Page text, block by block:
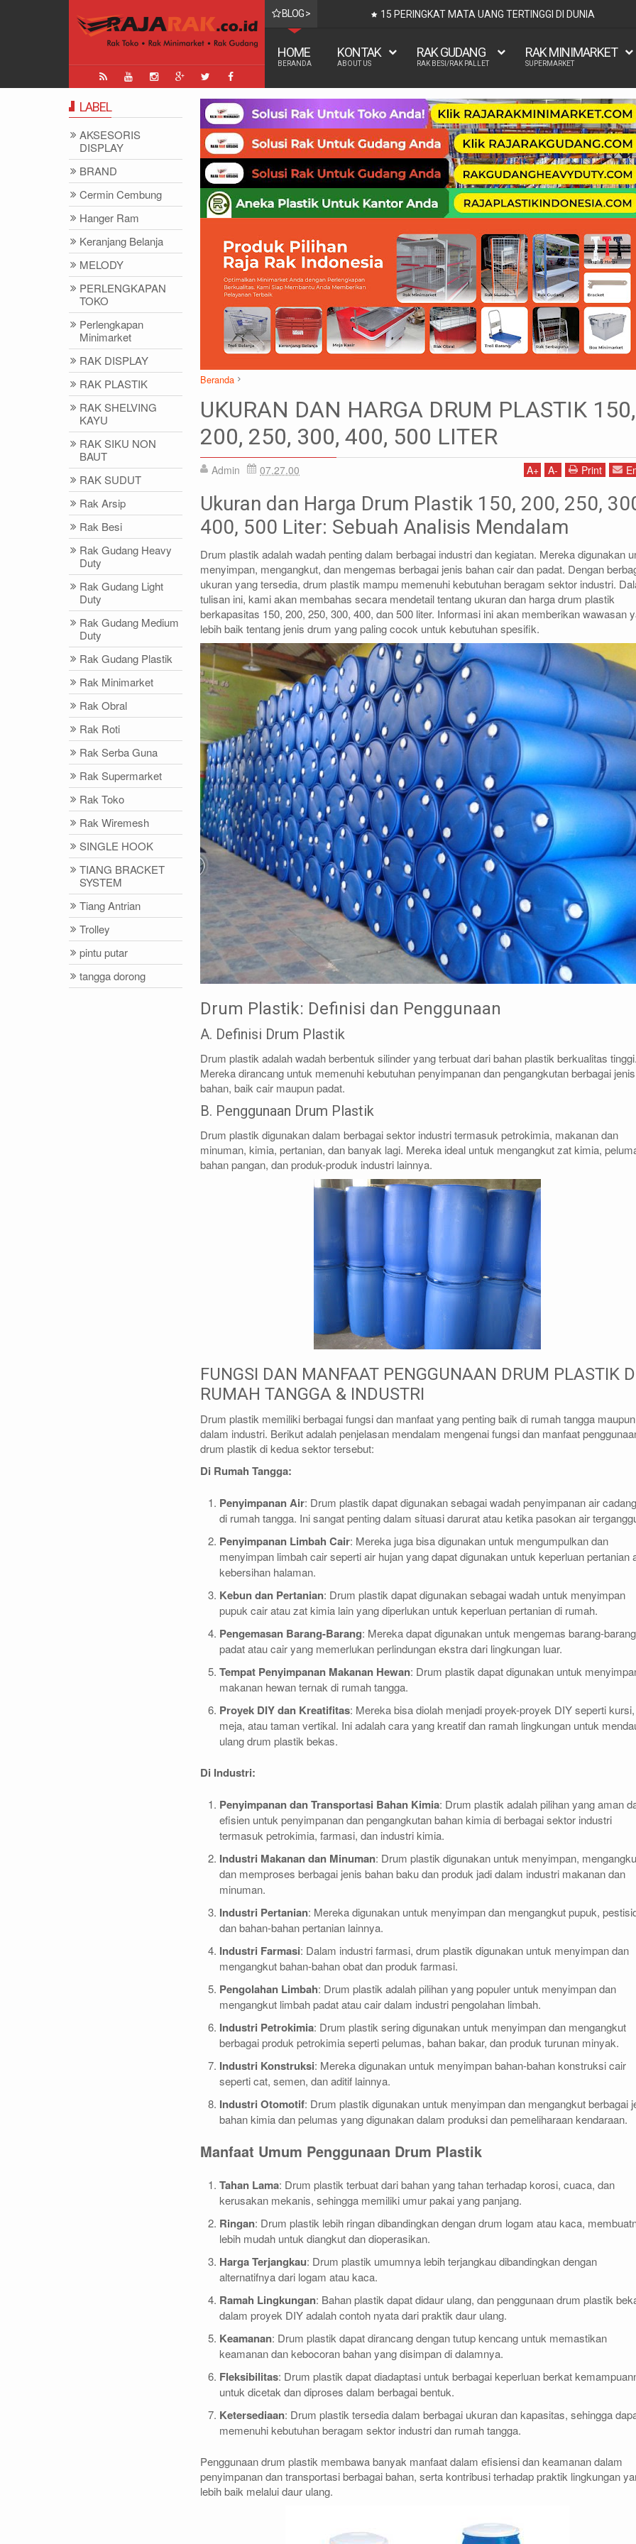
BLOG >
TERTINGGI DI DUNIA UKURAN KASUR 90x200, 100x200, 120x200,
HOME
BERANDA
KONTAK
ABOUT US
RAK GUDANG
RAK BESI/RAK PALLET
RAK MINIMARKET
SUPERMARKET
Beranda
Artikel
Produk Plastik UKURAN DAN HARGA DRUM PLASTIK 150, 200, 250, 300, 400, 500 LITER
UKURAN DAN HARGA DRUM PLASTIK 150,
200, 250, 300, 400, 500 LITER
Admin 07.27.00 A+ A- Print
Ukuran dan Harga Drum Plastik 150, 200, 250,
400, 500 Liter: Sebuah Analisis Mendalam
Drum plastik adalah wadah penting dalam berbagai industri dan kegiatan. Mereka digunakan
menyimpan, mengangkut, dan mengemas berbagai jenis bahan cair dan padat. Dengan
ukuran yang tersedia, drum plastik mampu memenuhi kebutuhan beragam sektor industri.
tulisan ini, kami akan membahas secara mendetail tentang ukuran dan harga drum plastik
berkapasitas 150, 200, 250, 300, 400, dan 500 liter. Informasi ini akan memberikan wawasan
lebih baik tentang jenis drum yang paling cocok untuk kebutuhan spesifik.
Drum Plastik: Definisi dan Penggunaan
A. Definisi Drum Plastik
Drum plastik adalah wadah berbentuk silinder yang terbuat dari bahan plastik berkualitas tinggi.
Mereka dirancang untuk memenuhi kebutuhan penyimpanan dan pengangkutan berbagai jenis
bahan, baik cair maupun padat.
B. Penggunaan Drum Plastik
Drum plastik digunakan dalam berbagai sektor industri termasuk petrokimia, makanan dan
minuman, kimia, pertanian, dan banyak lagi. Mereka ideal untuk mengangkut zat kimia,
bahan pangan, dan produk-produk industri lainnya.
FUNGSI DAN MANFAAT PENGGUNAAN DRUM PLASTIK
RUMAH TANGGA & INDUSTRI
Drum plastik memiliki berbagai fungsi dan manfaat yang penting baik di rumah tangga maupun
dalam industri. Berikut adalah penjelasan mendalam mengenai fungsi dan manfaat
drum plastik di kedua sektor tersebut:
Di Rumah Tangga:
Penyimpanan Air: Drum plastik dapat digunakan sebagai wadah penyimpanan air
di rumah tangga. Ini sangat penting dalam situasi darurat atau ketika pasokan air
Penyimpanan Limbah Cair: Mereka juga bisa digunakan untuk mengumpulkan dan
menyimpan limbah cair seperti air hujan yang dapat digunakan untuk keperluan pertanian
kebersihan halaman.
Kebun dan Pertanian: Drum plastik dapat digunakan sebagai wadah untuk menyimpan
pupuk cair atau zat kimia lain yang diperlukan untuk keperluan pertanian di rumah.
Pengemasan Barang-Barang: Mereka dapat digunakan untuk mengemas barang-barang
padat atau cair yang memerlukan perlindungan ekstra dari lingkungan luar.
Tempat Penyimpanan Makanan Hewan: Drum plastik dapat digunakan untuk
makanan hewan ternak di rumah tangga.
Proyek DIY dan Kreatifitas: Mereka bisa diolah menjadi proyek-proyek DIY seperti kursi,
meja, atau taman vertikal. Ini adalah cara yang kreatif dan ramah lingkungan untuk
ulang drum plastik bekas.
Di Industri:
Penyimpanan dan Transportasi Bahan Kimia: Drum plastik adalah pilihan yang aman
efisien untuk penyimpanan dan pengangkutan bahan kimia di berbagai sektor industri
termasuk petrokimia, farmasi, dan industri kimia.
Industri Makanan dan Minuman: Drum plastik digunakan untuk menyimpan,
dan memproses berbagai jenis bahan baku dan produk jadi dalam industri makanan dan
minuman.
Industri Pertanian: Mereka digunakan untuk menyimpan dan mengangkut pupuk,
dan bahan-bahan pertanian lainnya.
Industri Farmasi: Dalam industri farmasi, drum plastik digunakan untuk menyimpan dan
mengangkut bahan-bahan obat dan produk farmasi.
Pengolahan Limbah: Drum plastik adalah pilihan yang populer untuk menyimpan dan
mengangkut limbah padat atau cair dalam industri pengolahan limbah.
Industri Petrokimia: Drum plastik sering digunakan untuk menyimpan dan mengangkut
berbagai produk petrokimia seperti pelumas, bahan bakar, dan produk turunan minyak.
Industri Konstruksi: Mereka digunakan untuk menyimpan bahan-bahan konstruksi cair
seperti cat, semen, dan aditif lainnya.
Industri Otomotif: Drum plastik digunakan untuk menyimpan dan mengangkut berbagai
bahan kimia dan pelumas yang digunakan dalam produksi dan pemeliharaan kendaraan.
Manfaat Umum Penggunaan Drum Plastik
Tahan Lama: Drum plastik terbuat dari bahan yang tahan terhadap korosi, cuaca, dan
kerusakan mekanis, sehingga memiliki umur pakai yang panjang.
Ringan: Drum plastik lebih ringan dibandingkan dengan drum logam atau kaca,
lebih mudah untuk diangkut dan dioperasikan.
Harga Terjangkau: Drum plastik umumnya lebih terjangkau dibandingkan dengan
alternatifnya dari logam atau kaca.
Ramah Lingkungan: Bahan plastik dapat didaur ulang, dan penggunaan drum plastik
dalam proyek DIY adalah contoh nyata dari praktik daur ulang.
Keamanan: Drum plastik dapat dirancang dengan tutup kencang untuk memastikan
keamanan dan kebocoran bahan yang disimpan di dalamnya.
Fleksibilitas: Drum plastik dapat diadaptasi untuk berbagai keperluan berkat
untuk dicetak dan diproses dalam berbagai bentuk.
Ketersediaan: Drum plastik tersedia dalam berbagai ukuran dan kapasitas, sehingga
memenuhi kebutuhan beragam sektor industri dan rumah tangga.
Penggunaan drum plastik membawa banyak manfaat dalam efisiensi dan keamanan dalam
penyimpanan dan transportasi berbagai bahan, serta kontribusi terhadap praktik lingkungan
lebih baik melalui daur ulang.
DIDIN - (021)87786434
0812-8855-1012(WA)
didin@rajarak.co.id
IDRIS - (021)87786435
0812-9678-6785 (WA)
idris@rajarak.co.id
DIDIN - (021)87786434
0812-8855-1012(WA)
didin@rajarak.co.id
LABEL
AKSESORIS
DISPLAY
BRAND
Cermin Cembung
Hanger Ram
Keranjang Belanja
MELODY
PERLENGKAPAN
TOKO
Perlengkapan
Minimarket
RAK DISPLAY
RAK PLASTIK
RAK SHELVING
KAYU
RAK SIKU NON
BAUT
RAK SUDUT
Rak Arsip
Rak Besi
Rak Gudang Heavy
Duty
Rak Gudang Light
Duty
Rak Gudang Medium
Duty
Rak Gudang Plastik
Rak Minimarket
Rak Obral
Rak Roti
Rak Serba Guna
Rak Supermarket
Rak Toko
Rak Wiremesh
SINGLE HOOK
TIANG BRACKET
SYSTEM
Tiang Antrian
Trolley
pintu putar
tangga dorong